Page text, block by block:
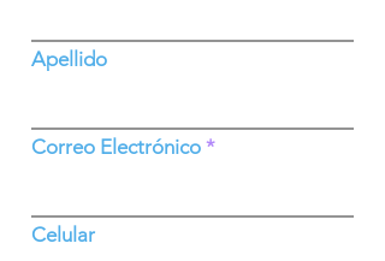
Apellido
Correo Electrónico
Celular